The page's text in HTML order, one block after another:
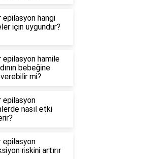
epilasyon hangi
için uygundur?
epilasyon hamile
bebeğine
mi?
epilasyon
nasıl etki
epilasyon
riskini artırır